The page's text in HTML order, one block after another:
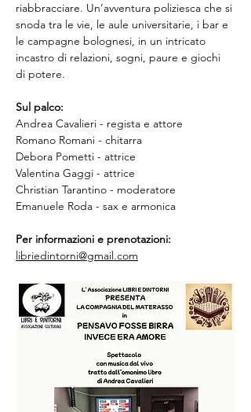
riabbracciare. Un’avventura poliziesca che si
snoda tra le vie, le aule universitarie, i bar e
le campagne bolognesi, in un intricato
incastro di relazioni, sogni, paure e giochi
di potere.
Sul palco:
Andrea Cavalieri - regista e attore
Romano Romani - chitarra
Debora Pometti - attrice
Valentina Gaggi - attrice
Christian Tarantino - moderatore
Emanuele Roda - sax e armonica
Per informazioni e prenotazioni:
libriedintorni@gmail.com